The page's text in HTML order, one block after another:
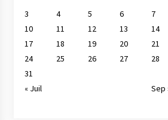
3
4 5 6 7
10
11 12 13 14
17
18 19 20 21
24
25 26 27 28
31
« Juil
Sep